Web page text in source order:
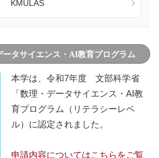
KMULAS
タサイエンス・AI教育プログラム
本学は、令和7年度 文部科学省
「数理・データサイエンス・AI教
育プログラム（リテラシーレベ
ル）に認定されました。
申請内容についてはこちらをご覧